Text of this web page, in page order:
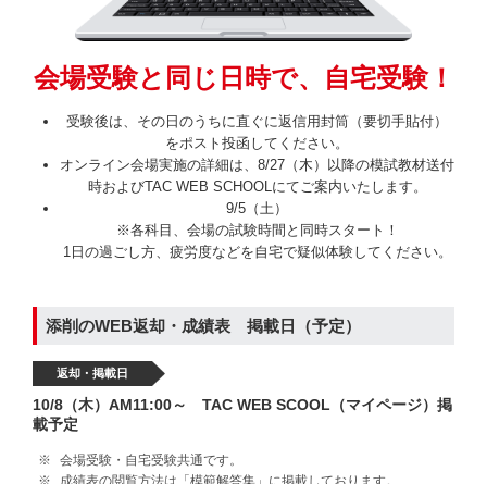
会場受験と同じ日時で、自宅受験！
受験後は、その日のうちに直ぐに返信用封筒（要切手貼付）
をポスト投函してください。
オンライン会場実施の詳細は、8/27（木）以降の模試教材送付
時およびTAC WEB SCHOOLにてご案内いたします。
9/5（土）
※各科目、会場の試験時間と同時スタート！
1日の過ごし方、疲労度などを自宅で疑似体験してください。
添削のWEB返却・成績表 掲載日（予定）
返却・掲載日
10/8（木）AM11:00～ TAC WEB SCOOL（マイページ）掲
載予定
会場受験・自宅受験共通です。
成績表の閲覧方法は「模範解答集」に掲載しております。